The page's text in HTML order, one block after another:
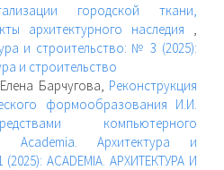
городской ткани,
архитектурного наследия ,
и строительство: № 3 (2025):
и строительство
Барчугова, Реконструкция
формообразования И.И.
компьютерного
Academia. Архитектура и
ACADEMIA. АРХИТЕКТУРА И